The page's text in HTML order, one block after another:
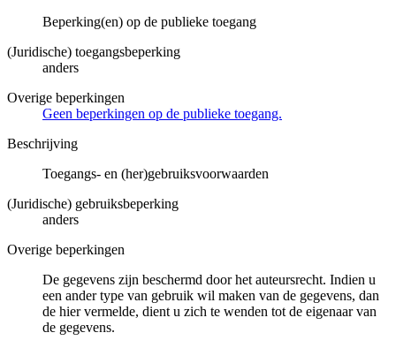
Beperking(en) op de publieke toegang
(Juridische) toegangsbeperking
anders
Overige beperkingen
Geen beperkingen op de publieke toegang.
Beschrijving
Toegangs- en (her)gebruiksvoorwaarden
(Juridische) gebruiksbeperking
anders
Overige beperkingen
De gegevens zijn beschermd door het auteursrecht. Indien u
een ander type van gebruik wil maken van de gegevens, dan
de hier vermelde, dient u zich te wenden tot de eigenaar van
de gegevens.